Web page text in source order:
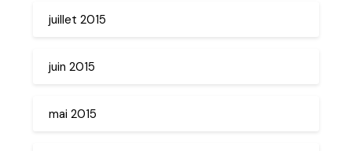
juillet 2015
juin 2015
mai 2015